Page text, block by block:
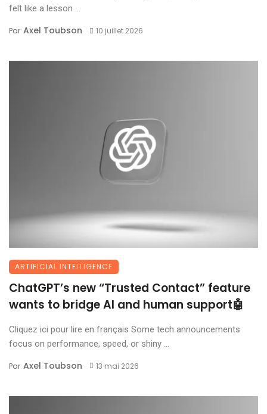
felt like a lesson ...
Par Axel Toubson 10 juillet 2026
ARTIFICIAL INTELLIGENCE
ChatGPT’s new “Trusted Contact” feature
wants to bridge AI and human support🤖
Cliquez ici pour lire en français Some tech announcements
focus on performance, speed, or shiny ...
Par Axel Toubson 13 mai 2026